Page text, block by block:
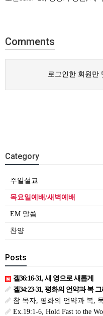
Comments
로그인한 회원만
Category
주일설교
목요일예배/새벽예배
EM 말씀
찬양
Posts
겔36:16-31, 새 영으로 새롭게
겔34:23-31, 평화의 언약과 복
참 목자, 평화의 언약과 복, 묵상 후, 복된 8월
Ex.19:1-6, Hold Fast to the